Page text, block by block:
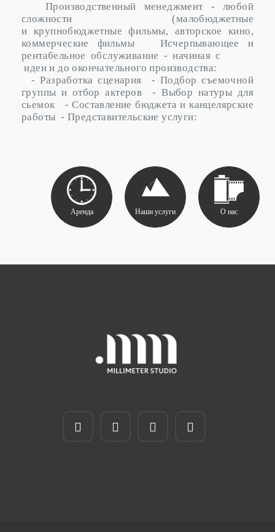
Производственный менеджмент - любой
сложности (малобюджетные
и крупнобюджетные фильмы, авторское кино,
коммерческие фильмы Исчерпывающее и
рентабельное обслуживание - начиная с
идеи и до окончательного производства:
- Разработка сценария - Подбор съемочной
группы и отбор актеров - Выбор натуры для
сьемок - Составление бюджета и канцелярские
работы - Представительские услуги:
О нас
Наши услуги
Аренда